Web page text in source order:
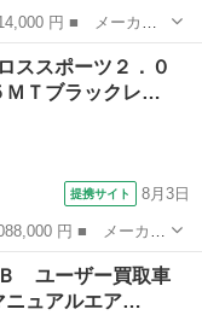
ツ ■ グレード
ョン ４ＷＤ メモリ
ススポーツ２．０
Ｔブラックレ…
提携サイト 8月3日
レード名： クロス
ックレザーシートＳ
Ｂ ユーザー買取車
ュアルエア…